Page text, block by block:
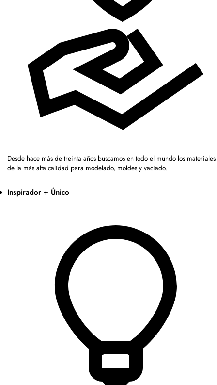
Desde hace más de treinta años buscamos en todo el mundo los materiales
de la más alta calidad para modelado, moldes y vaciado.
Inspirador + Único